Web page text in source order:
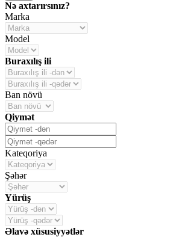
Nə axtarırsınız?
Marka
Model
Buraxılış ili
Ban növü
Qiymət
Kateqoriya
Şəhər
Yürüş
Əlavə xüsusiyyətlər